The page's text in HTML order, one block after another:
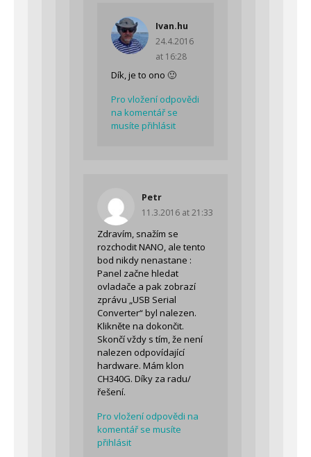
Ivan.hu
24.4.2016
at 16:28
Dík, je to ono 🙂
Pro vložení odpovědi
na komentář se
musíte přihlásit
Petr
11.3.2016 at 21:33
Zdravím, snažím se
rozchodit NANO, ale tento
bod nikdy nenastane :
Panel začne hledat
ovladače a pak zobrazí
zprávu „USB Serial
Converter“ byl nalezen.
Klikněte na dokončit.
Skončí vždy s tím, že není
nalezen odpovídající
hardware. Mám klon
CH340G. Díky za radu/
řešení.
Pro vložení odpovědi na
komentář se musíte
přihlásit